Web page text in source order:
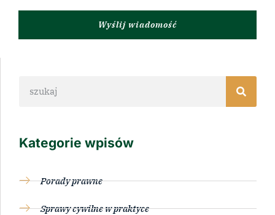
Wyślij wiadomość
Kategorie wpisów
Porady prawne
Sprawy cywilne w praktyce